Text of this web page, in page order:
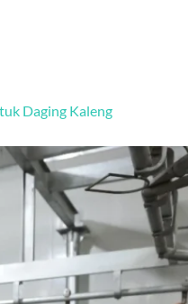
Daging Kaleng